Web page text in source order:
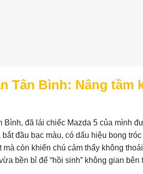
Tân Bình: Nâng tầm
Bình, đã lái chiếc Mazda 5 của mình
đầu bạc màu, có dấu hiệu bong
còn khiến chú cảm thấy không
bền bỉ để “hồi sinh” không gian bên